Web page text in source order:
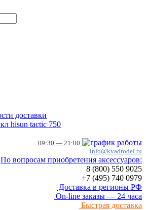
09:30 — 21:00
info@kvadrodel.ru
По вопросам приобретения аксессуаров:
8 (800) 550 9025
+7 (495) 740 0979
Доставка в регионы РФ
On-line заказы — 24 часа
Быстрая доставка